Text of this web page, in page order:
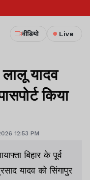
वीडियो Live
यादव
किया
12:53 PM
बिहार के पूर्व
यादव को सिंगापुर